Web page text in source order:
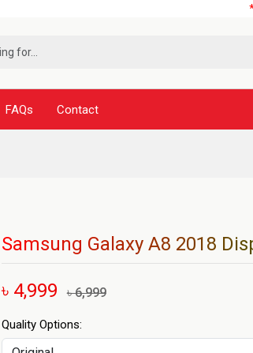
***নূর
FAQs Contact
Samsung Galaxy A8 2018
৳ 4,999 ৳ 6,999
Quality Options: